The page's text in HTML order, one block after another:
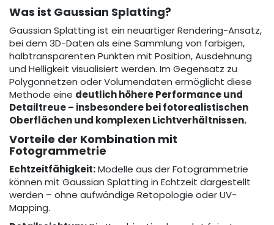
Was ist Gaussian Splatting?
Gaussian Splatting ist ein neuartiger Rendering-Ansatz,
bei dem 3D-Daten als eine Sammlung von farbigen,
halbtransparenten Punkten mit Position, Ausdehnung
und Helligkeit visualisiert werden. Im Gegensatz zu
Polygonnetzen oder Volumendaten ermöglicht diese
Methode eine deutlich höhere Performance und
Detailtreue – insbesondere bei fotorealistischen
Oberflächen und komplexen Lichtverhältnissen.
Vorteile der Kombination mit
Fotogrammetrie
Echtzeitfähigkeit:Modelle aus der Fotogrammetrie
können mit Gaussian Splatting in Echtzeit dargestellt
werden – ohne aufwändige Retopologie oder UV-
Mapping.